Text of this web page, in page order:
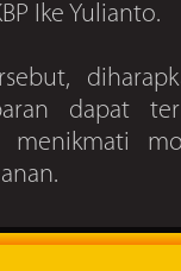
Ike Yulianto.
dapat
menikmati